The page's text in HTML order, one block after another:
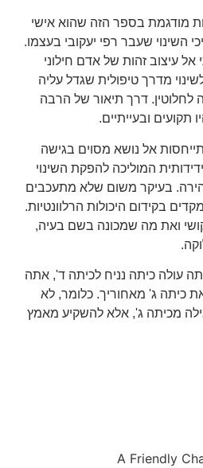
מודגמת בספר הזה שהוא אישי
השינוי שעבר רפי יעקובי בעצמו.
עיצוב זהות של אדם חילוני
מדרך טיפולית שגדל עליה
לחלוטין. דרך תיאור של הרבה
תקועים ובעייתיים.
אל נושא מסוים בגישה
המוליכה להפקת השינוי
בעיקר משום שלא מתעכבים
בקידום היכולות הרלוונטיות.
ואת מה שמכונה בשם בעיה,
עולה כיתה נניח לכיתה ד', אתה
כיתה ג' מאחוריך. כלומר, לא
מכיתה ג', אלא להשקיע מאמץ